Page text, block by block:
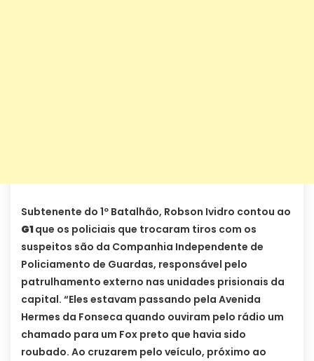
Subtenente do 1º Batalhão, Robson Ividro contou ao
G1que os policiais que trocaram tiros com os
suspeitos são da Companhia Independente de
Policiamento de Guardas, responsável pelo
patrulhamento externo nas unidades prisionais da
capital. “Eles estavam passando pela Avenida
Hermes da Fonseca quando ouviram pelo rádio um
chamado para um Fox preto que havia sido
roubado. Ao cruzarem pelo veículo, próximo ao